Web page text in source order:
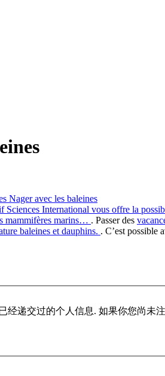
Nager avec les baleines
Sciences International vous offre la
mammifères marins… . Passer des
baleines et dauphins. . C’est possible
递交过的个人信息. 如果你您尚未注